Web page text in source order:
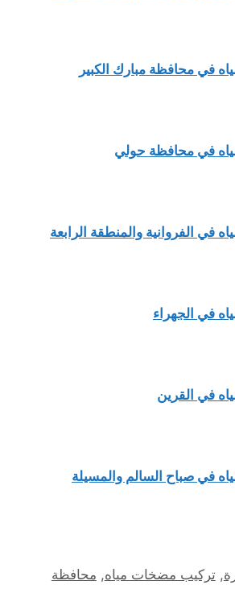
في محافظة مبارك الكبير
في محافظة حولي
في الفروانية والمنطقة الرابعة
في الجهراء
في القرين
في صباح السالم والمسيلة
,تركيب مضخات مياه, محافظة